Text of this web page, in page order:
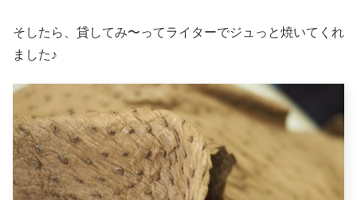
そしたら、貸してみ〜ってライターでジュっと焼いてくれ
ました♪